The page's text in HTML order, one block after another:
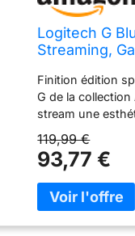
Logitech G
Streaming,
Finition édition
G de la
stream une
de votre
VO!CE : Le Yeti,
des effets
par NVIDIA
Chipmunk, le
voix pour
119,99 €
93,77 €